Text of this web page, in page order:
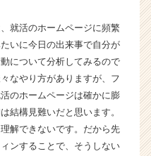
就活のホームページに頻繁
いに今日の出来事で自分が
について分析してみるので
なやり方がありますが、フ
のホームページは確かに膨
結構見難いだと思います。
解できないです。だから先
ンすることで、そうしない